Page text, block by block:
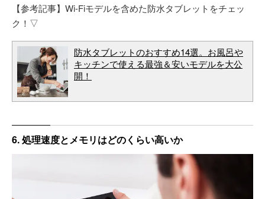
【参考記事】Wi-Fiモデルを含めた防水タブレットをチェッ
ク！▽
防水タブレットのおすすめ14選。お風呂や
キッチンで使える最強＆安いモデルを大公
開！
6. 処理速度とメモリはどのくらい高いか